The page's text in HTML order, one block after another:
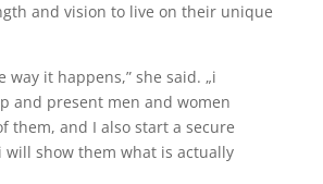
and vision to live on their unique
way it happens,” she said. „i
and present men and women
them, and I also start a secure
will show them what is actually